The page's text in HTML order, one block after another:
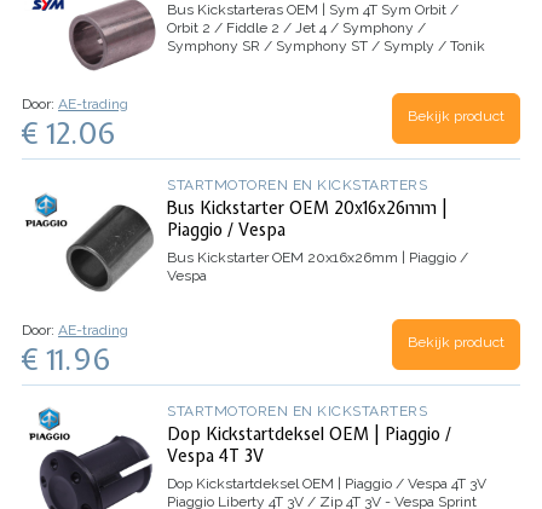
Bus Kickstarteras OEM | Sym 4T Sym Orbit /
Orbit 2 / Fiddle 2 / Jet 4 / Symphony /
Symphony SR / Symphony ST / Symply / Tonik
Door: AE-trading
€ 12.06 Bekijk product
STARTMOTOREN EN KICKSTARTERS
Bus Kickstarter OEM 20x16x26mm |
Piaggio / Vespa
Bus Kickstarter OEM 20x16x26mm | Piaggio /
Vespa
Door: AE-trading
€ 11.96 Bekijk product
STARTMOTOREN EN KICKSTARTERS
Dop Kickstartdeksel OEM | Piaggio /
Vespa 4T 3V
Dop Kickstartdeksel OEM | Piaggio / Vespa 4T 3V
Piaggio Liberty 4T 3V / Zip 4T 3V - Vespa Sprint